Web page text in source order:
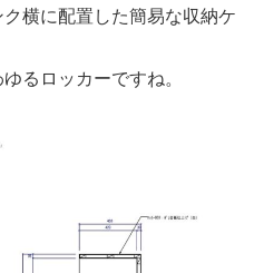
横に配置した簡易な収納ケ
るロッカーですね。